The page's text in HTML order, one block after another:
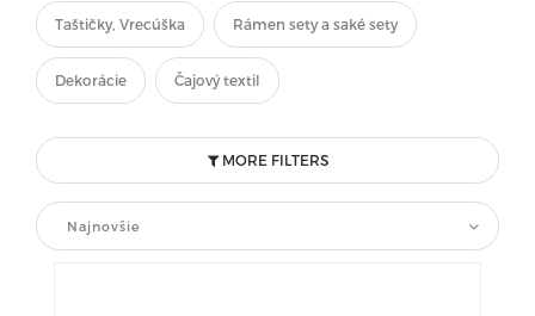
Taštičky, Vrecúška Rámen sety a saké sety
Dekorácie Čajový textil
MORE FILTERS
Najnovšie